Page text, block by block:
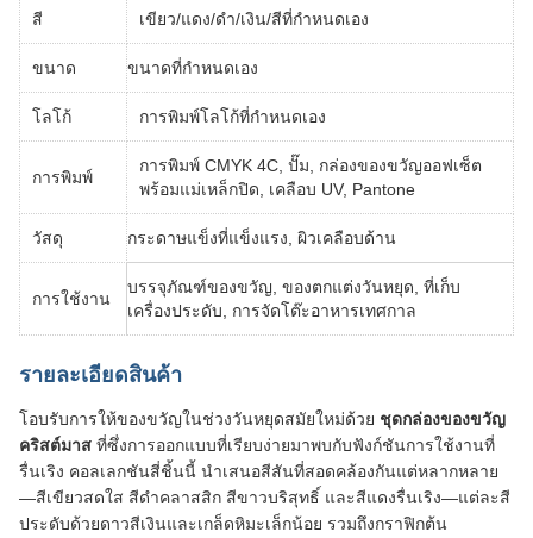
สี เขียว/แดง/ดำ/เงิน/สีที่กำหนดเอง
ขนาด ขนาดที่กำหนดเอง
โลโก้ การพิมพ์โลโก้ที่กำหนดเอง
การพิมพ์
การพิมพ์ CMYK 4C, ปั๊ม, กล่องของขวัญออฟเซ็ต
พร้อมแม่เหล็กปิด, เคลือบ UV, Pantone
วัสดุ กระดาษแข็งที่แข็งแรง, ผิวเคลือบด้าน
การใช้งาน
บรรจุภัณฑ์ของขวัญ, ของตกแต่งวันหยุด, ที่เก็บ
เครื่องประดับ, การจัดโต๊ะอาหารเทศกาล
รายละเอียดสินค้า
โอบรับการให้ของขวัญในช่วงวันหยุดสมัยใหม่ด้วย ชุดกล่องของขวัญ
คริสต์มาส ที่ซึ่งการออกแบบที่เรียบง่ายมาพบกับฟังก์ชันการใช้งานที่
รื่นเริง คอลเลกชันสี่ชิ้นนี้ นำเสนอสีสันที่สอดคล้องกันแต่หลากหลาย
—สีเขียวสดใส สีดำคลาสสิก สีขาวบริสุทธิ์ และสีแดงรื่นเริง—แต่ละสี
ประดับด้วยดาวสีเงินและเกล็ดหิมะเล็กน้อย รวมถึงกราฟิกต้น